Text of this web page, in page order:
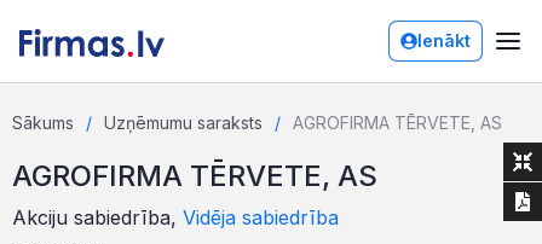
Ienākt
Sākums Uzņēmumu saraksts AGROFIRMA TĒRVETE, AS
AGROFIRMA TĒRVETE, AS
Akciju sabiedrība, Vidēja sabiedrība